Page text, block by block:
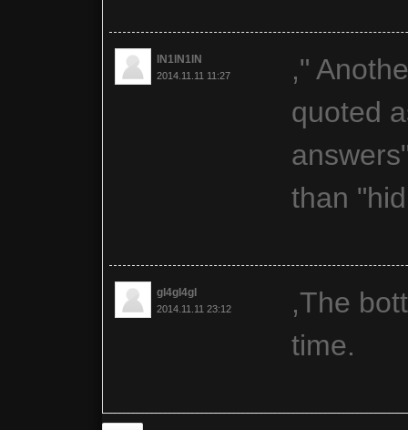
lN1lN1lN
2014.11.11 11:27
,"
quoted
than
gI4gI4gI
2014.11.11 23:12
,The
time.